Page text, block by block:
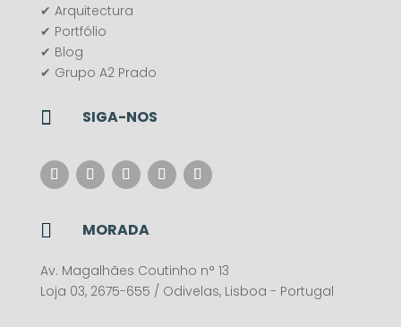
✔ Arquitectura
✔ Portfólio
✔ Blog
✔ Grupo A2 Prado
 SIGA-NOS
 MORADA
Av. Magalhães Coutinho n° 13
Loja 03, 2675-655 / Odivelas, Lisboa - Portugal